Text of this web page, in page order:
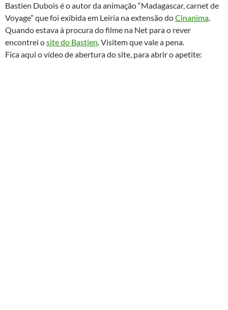
Bastien Dubois é o autor da animação “Madagascar, carnet de
Voyage” que foi exibida em Leiria na extensão doCinanima.
Quando estava à procura do filme na Net para o rever
encontrei osite do Bastien. Visitem que vale a pena.
Fica aqui o vídeo de abertura do site, para abrir o apetite: